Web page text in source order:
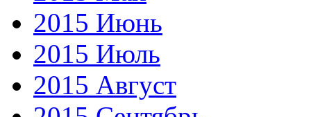
2015 Июнь
2015 Июль
2015 Август